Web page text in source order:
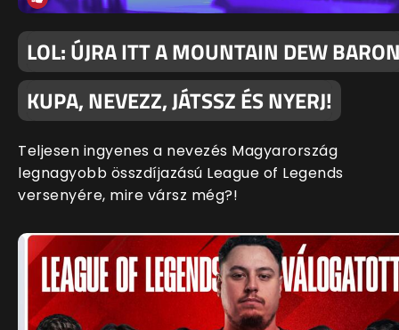
LOL: ÚJRA ITT A MOUNTAIN DEW
KUPA, NEVEZZ, JÁTSSZ ÉS NYERJ!
Teljesen ingyenes a nevezés Magyarország
legnagyobb összdíjazású League of Legends
versenyére, mire vársz még?!